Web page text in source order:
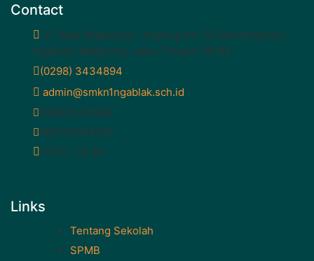
Contact
Jl. Raya Magelang – Kopeng Km 26, Bandungrejo,
Ngablak, Magelang, Jawa Tengah 56194
(0298) 3434894
admin@smkn1ngablak.sch.id
02983434894
082122284747
07.00 - 15.30
Links
Tentang Sekolah
SPMB